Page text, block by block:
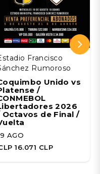
Francisco
Rumoroso
Unido vs
/
2026
Octavos de Final /
AGO
16.071 CLP